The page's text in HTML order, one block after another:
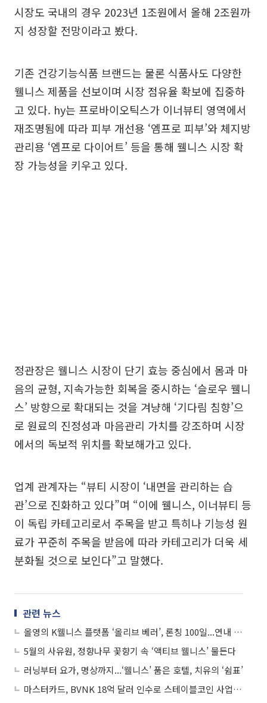
시장도 국내의 경우 2023년 1조원에서 올해 2조원까
지 성장할 전망이라고 봤다.
기존 건강기능식품 브랜드는 물론 식품사도 다양한
웰니스 제품을 선보이며 시장 점유율 확보에 집중하
고 있다. hy는 프로바이오틱스가 이너뷰티 영역에서
재조명됨에 따라 피부 개선용 ‘엠프로 피부’와 체지방
관리용 ‘엠프로 다이어트’ 등을 통해 웰니스 시장 확
장 가능성을 키우고 있다.
정관장은 웰니스 시장이 단기 효능 중심에서 몸과 마
음의 균형, 지속가능한 회복을 중시하는 ‘슬로우 웰니
스’ 방향으로 확대되는 것을 겨냥해 ‘기다림 침향’으
로 원료의 진정성과 마음관리 가치를 강조하며 시장
에서의 독보적 위치를 확보해가고 있다.
업계 관계자는 “뷰티 시장이 ‘내면을 관리하는 습
관’으로 진화하고 있다”며 “이에 웰니스, 이너뷰티 등
이 독립 카테고리로서 주목을 받고 특히나 기능성 원
료가 꾸준히 주목을 받음에 따라 카테고리가 더욱 세
분화될 것으로 보인다”고 말했다.
관련 뉴스
올영의 K웰니스 플랫폼 ‘올리브 베러’, 론칭 100일...연내 10개 점포 확장
5월의 사유원, 정향나무 꽃향기 속 ‘액티브 웰니스’ 물든다
러닝부터 요가, 명상까지...‘웰니스’ 품은 호텔, 치유의 ‘쉼표’
마스터카드, BVNK 18억 달러 인수로 스테이블코인 사업 본격 확장